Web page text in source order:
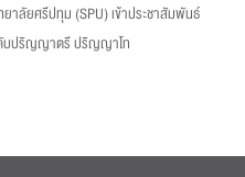
ลัยศรีปทุม (SPU) เข้าประชาสัมพันธ์
บปริญญาตรี ปริญญาโท